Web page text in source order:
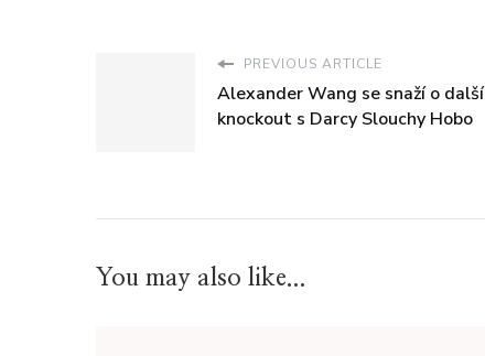
PREVIOUS ARTICLE
Alexander Wang se snaží o další
knockout s Darcy Slouchy Hobo
You may also like...